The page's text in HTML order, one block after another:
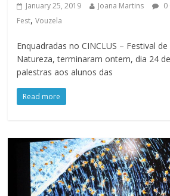
January 25, 2019 Joana Martins 0
Fest,Vouzela
Enquadradas no CINCLUS – Festival
Natureza, terminaram ontem, dia 24
palestras aos alunos das
Read more